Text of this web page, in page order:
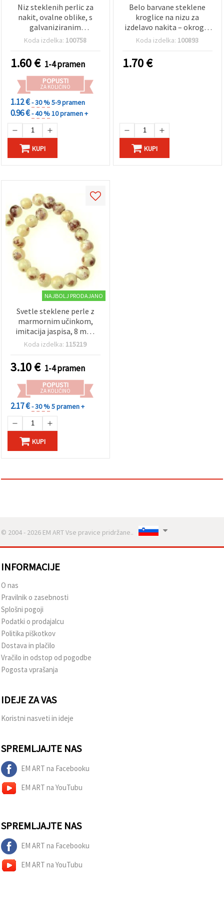
Niz steklenih perlic za
nakit, ovalne oblike, s
galvaniziranim
premazom, 6 x 8–9 mm,
Koda izdelka: 100758
1.60€ 1-4 pramen
POPUSTI
ZA KOLIČINO
1.12 €- 30 %5-9 pramen
0.96 €- 40 %10 pramen +
KUPI
Belo barvane steklene
kroglice na nizu za
izdelavo nakita – okrogle
8 mm, luknja 1,5 mm,
kroglice – DIY material za
zapestnice, ogrlice in
Koda izdelka: 100893
1.70€
KUPI
NAJBOLJ PRODAJANO
Svetle steklene perle z
marmornim učinkom,
imitacija jaspisa, 8 mm,
pribl. 105 kosov, za ročno
Koda izdelka: 115219
3.10€ 1-4 pramen
POPUSTI
ZA KOLIČINO
2.17 €- 30 %5 pramen +
KUPI
© 2004 - 2026 EM ART Vse pravice pridržane..
INFORMACIJE
O nas
Pravilnik o zasebnosti
Splošni pogoji
Podatki o prodajalcu
Politika piškotkov
Dostava in plačilo
Vračilo in odstop od pogodbe
Pogosta vprašanja
IDEJE ZA VAS
Koristni nasveti in ideje
SPREMLJAJTE NAS
EM ART na Facebooku
EM ART na YouTubu
SPREMLJAJTE NAS
EM ART na Facebooku
EM ART na YouTubu